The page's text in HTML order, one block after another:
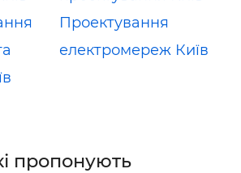
Проектування
електромереж Київ
пропонують